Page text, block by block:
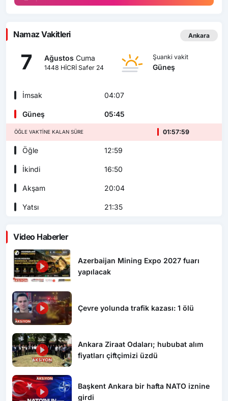
Namaz Vakitleri Ankara
7 Ağustos Cuma
1448 HİCRİ Safer 24
Şuanki vakit
Güneş
İmsak 04:07
Güneş 05:45
ÖĞLE VAKTINE KALAN SÜRE 01:57:57
Öğle 12:59
İkindi 16:50
Akşam 20:04
Yatsı 21:35
Video Haberler
Azerbaijan Mining Expo 2027 fuarı
yapılacak
Çevre yolunda trafik kazası: 1 ölü
Ankara Ziraat Odaları; hububat alım
fiyatları çiftçimizi üzdü
Başkent Ankara bir hafta NATO iznine
girdi